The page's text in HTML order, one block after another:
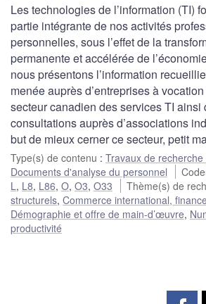
Les technologies de l’information (TI)
partie intégrante de nos activités
personnelles, sous l’effet de la
permanente et accélérée de
nous présentons l’information
menée auprès d’entreprises à
secteur canadien des services TI ainsi
consultations auprès d’associations
but de mieux cerner ce secteur, petit
Type(s) de contenu : Travaux de
Documents d'analyse du personnel
L , L8, L86, O, O3, O33 Thème(s) de
structurels, Commerce international,
Démographie et offre de main-d’œuvre,
productivité